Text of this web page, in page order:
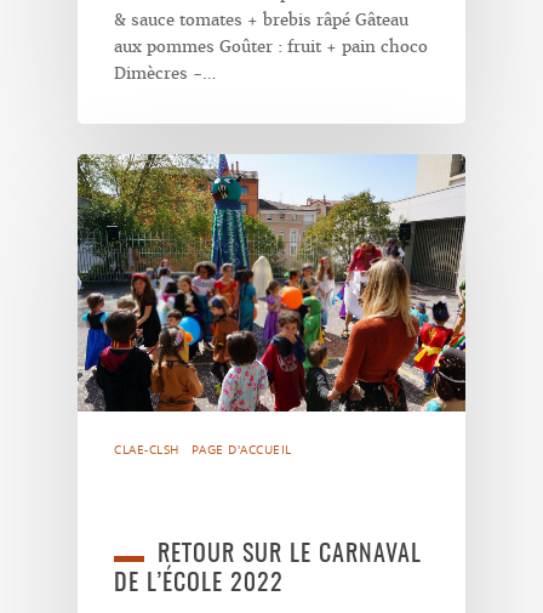
& sauce tomates + brebis râpé Gâteau
aux pommes Goûter : fruit + pain choco
Dimècres -…
CLAE-CLSH PAGE D'ACCUEIL
RETOUR SUR LE CARNAVAL
DE L’ÉCOLE 2022